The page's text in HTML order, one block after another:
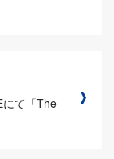
にて「The